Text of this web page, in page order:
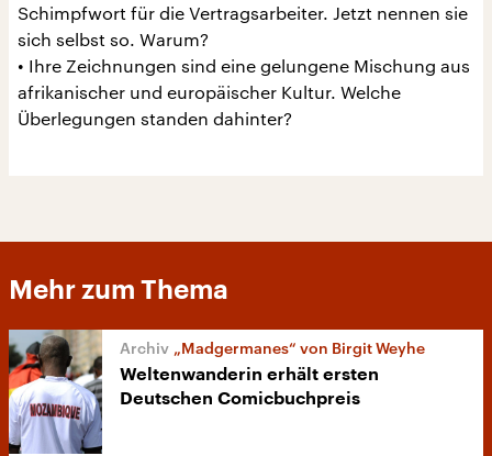
Schimpfwort für die Vertragsarbeiter. Jetzt nennen sie
sich selbst so. Warum?
• Ihre Zeichnungen sind eine gelungene Mischung aus
afrikanischer und europäischer Kultur. Welche
Überlegungen standen dahinter?
Mehr zum Thema
„Madgermanes“ von Birgit Weyhe
Weltenwanderin erhält ersten
Deutschen Comicbuchpreis